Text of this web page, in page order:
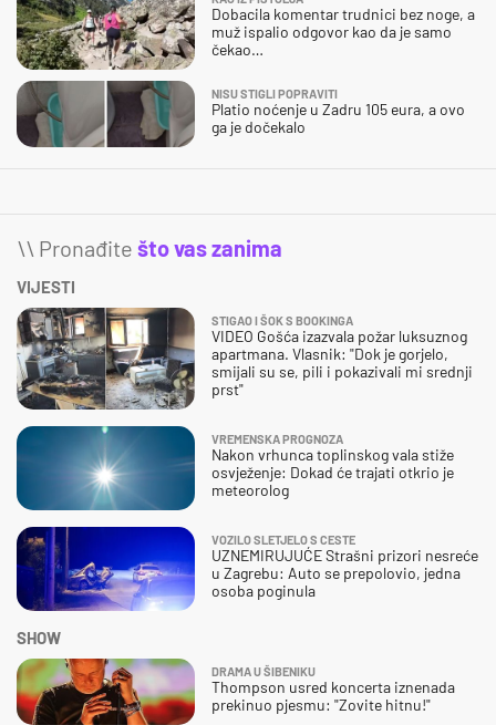
Dobacila komentar trudnici bez noge, a
muž ispalio odgovor kao da je samo
čekao…
NISU STIGLI POPRAVITI
Platio noćenje u Zadru 105 eura, a ovo
ga je dočekalo
\\ Pronađite što vas zanima
VIJESTI
STIGAO I ŠOK S BOOKINGA
VIDEO Gošća izazvala požar luksuznog
apartmana. Vlasnik: "Dok je gorjelo,
smijali su se, pili i pokazivali mi srednji
prst"
VREMENSKA PROGNOZA
Nakon vrhunca toplinskog vala stiže
osvježenje: Dokad će trajati otkrio je
meteorolog
VOZILO SLETJELO S CESTE
UZNEMIRUJUĆE Strašni prizori nesreće
u Zagrebu: Auto se prepolovio, jedna
osoba poginula
SHOW
DRAMA U ŠIBENIKU
Thompson usred koncerta iznenada
prekinuo pjesmu: "Zovite hitnu!"